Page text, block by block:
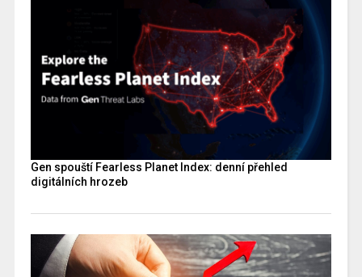
Gen spouští Fearless Planet Index: denní přehled
digitálních hrozeb